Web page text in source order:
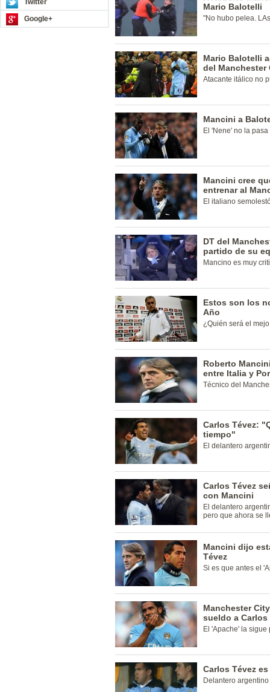
Twitter
Google+
Mario Balotelli
"No hubo pelea.
Mario Balotelli
del Manchester
Atacante itálico no
Mancini a
El 'Nene' no la
Mancini cree
entrenar al
El italiano
DT del
partido de su
Mancino es muy
Estos son los
Año
¿Quién será el
Roberto
entre Italia y
Técnico del
Carlos Tévez:
tiempo"
El delantero
Carlos Tévez
con Mancini
El delantero
pero que ahora se
Mancini dijo
Tévez
Si es que antes el
Manchester
sueldo a Carlos
El 'Apache' la sigue
Carlos Tévez
Delantero